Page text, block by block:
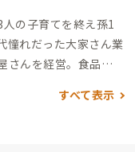
の子育てを終え孫1
憧れだった大家さん業
んを経営。 食品ロ
に来てみてくださ
すべて表示